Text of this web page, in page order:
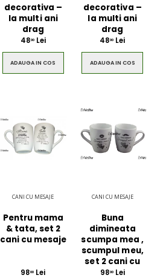
decorativa –
la multi ani
drag
4800Lei
ADAUGA IN COS
decorativa –
la multi ani
drag
4800 Lei
ADAUGA IN COS
CANI CU MESAJE
Pentru mama
& tata, set 2
cani cu mesaje
9800 Lei
CANI CU MESAJE
Buna
dimineata
scumpa mea ,
scumpul meu,
set 2 cani cu
9800Lei